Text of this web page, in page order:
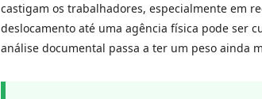
castigam os trabalhadores, especialmente em
deslocamento até uma agência física pode ser
análise documental passa a ter um peso ainda